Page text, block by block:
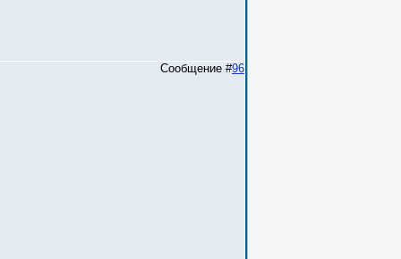
Сообщение #96